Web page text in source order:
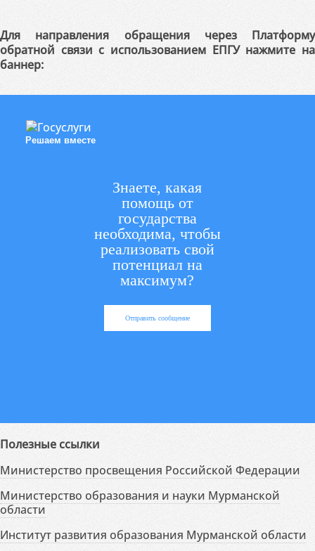
Для направления обращения через Платформу
обратной связи с использованием ЕПГУ нажмите на
баннер:
Решаем вместе
Знаете, какая
помощь от
государства
необходима, чтобы
реализовать свой
потенциал на
максимум?
Отправить сообщение
Полезные ссылки
Министерство просвещения Российской Федерации
Министерство образования и науки Мурманской
области
Институт развития образования Мурманской области